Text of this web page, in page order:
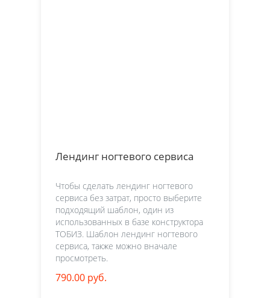
Лендинг ногтевого сервиса
Чтобы сделать лендинг ногтевого
сервиса без затрат, просто выберите
подходящий шаблон, один из
использованных в базе конструктора
ТОБИЗ. Шаблон лендинг ногтевого
сервиса, также можно вначале
просмотреть.
790.00 руб.